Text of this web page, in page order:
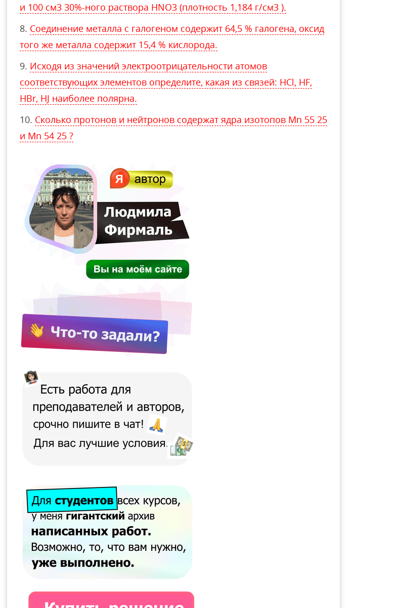
и 100 см3 30%-ного раствора HNO3 (плотность 1,184 г/см3 ).
Соединение металла с галогеном содержит 64,5 % галогена, оксид
того же металла содержит 15,4 % кислорода.
Исходя из значений электроотрицательности атомов
соответствующих элементов определите, какая из связей: НСl, HF,
HBr, HJ наиболее полярна.
Сколько протонов и нейтронов содержат ядра изотопов Mn 55 25
и Mn 54 25 ?